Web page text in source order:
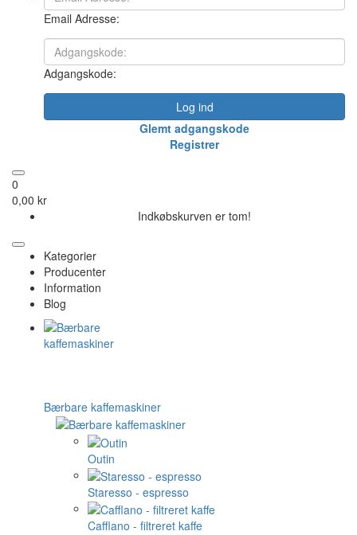
Email Adresse:
Adgangskode:
Log ind
Glemt adgangskode
Registrer
0
0,00 kr
Indkøbskurven er tom!
Kategorier
Producenter
Information
Blog
Bærbare kaffemaskiner
Outin
Staresso - espresso
Cafflano - filtreret kaffe